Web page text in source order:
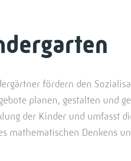
fördern den
planen, gestalten und
der Kinder und umfasst
mathematischen Denkens